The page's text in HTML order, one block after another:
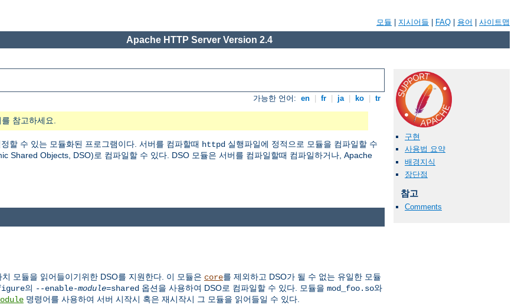
모듈 지시어들 FAQ 용어 사이트맵
Apache HTTP Server Version 2.4
가능한 언어: en fr ja ko tr
참고하세요.
할 수 있는 모듈화된 프로그램이다. 서버를 컴파할때 httpd 실행파일에 정적으로 모듈을 컴파일할 수
Shared Objects, DSO)로 컴파일할 수 있다. DSO 모듈은 서버를 컴파일할때 컴파일하거나, Apache
구현
사용법 요약
배경지식
장단점
참고
Comments
모듈을 읽어들이기위한 DSO를 지원한다. 이 모듈은 core를 제외하고 DSO가 될 수 없는 유일한 모듈
의 --enable-module=shared 옵션을 사용하여 DSO로 컴파일할 수 있다. 모듈을 mod_foo.so와
명령어를 사용하여 서버 시작시 혹은 재시작시 그 모듈을 읽어들일 수 있다.